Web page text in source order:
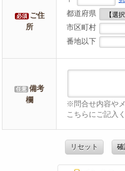
必須
ご住
所
都道府県
市区町村
番地以下
任意 備考
欄
※問合せ内容や
こちらにご記入
リセット